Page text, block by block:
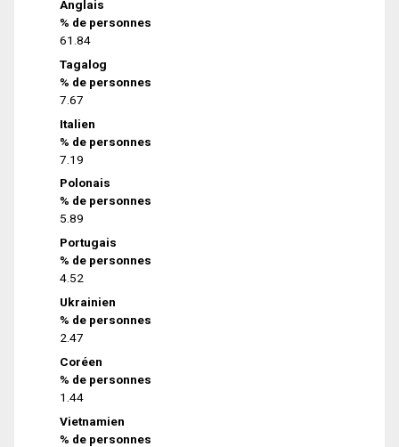
Anglais
% de personnes
61.84
Tagalog
% de personnes
7.67
Italien
% de personnes
7.19
Polonais
% de personnes
5.89
Portugais
% de personnes
4.52
Ukrainien
% de personnes
2.47
Coréen
% de personnes
1.44
Vietnamien
% de personnes